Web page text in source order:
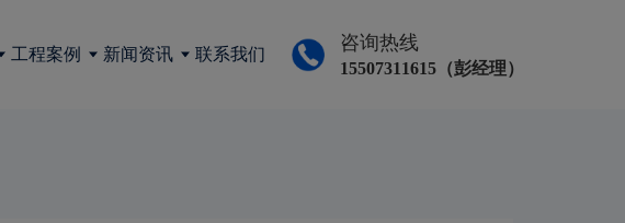
工程案例 新闻资讯 联系我们
咨询热线
15507311615（彭经理）